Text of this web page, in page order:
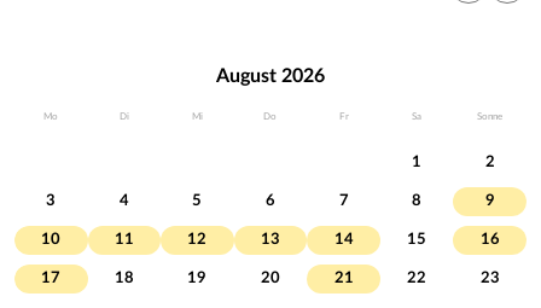
August 2026
Mo Di Mi Do Fr Sa Sonne
1 2
3 4 5 6 7 8 9
10 11 12 13 14 15 16
17 18 19 20 21 22 23